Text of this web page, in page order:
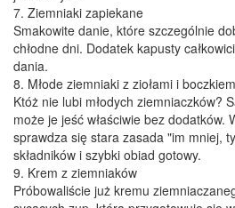
7. Ziemniaki zapiekane
Smakowite danie, które szczególnie
chłodne dni. Dodatek kapusty
dania.
8. Młode ziemniaki z ziołami i boczkiem
Któż nie lubi młodych ziemniaczków?
może je jeść właściwie bez dodatków.
sprawdza się stara zasada "im mniej,
składników i szybki obiad gotowy.
9. Krem z ziemniaków
Próbowaliście już kremu